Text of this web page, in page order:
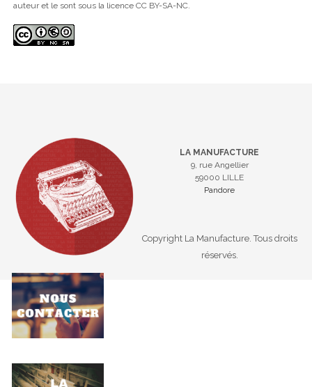
auteur et le sont sous la licence CC BY-SA-NC.
LA MANUFACTURE
9, rue Angellier
59000 LILLE
Pandore
Copyright La Manufacture. Tous droits
réservés.